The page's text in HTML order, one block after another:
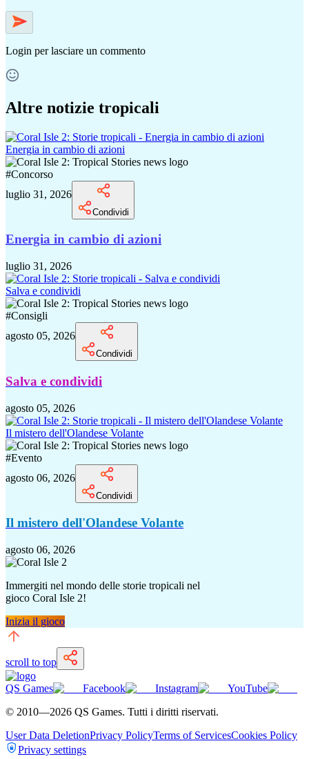
Login per lasciare un commento
Altre notizie tropicali
Energia in cambio di azioni
#Concorso
luglio 31, 2026
Condividi
Energia in cambio di azioni
luglio 31, 2026
Salva e condividi
#Consigli
agosto 05, 2026
Condividi
Salva e condividi
agosto 05, 2026
Il mistero dell'Olandese Volante
#Evento
agosto 06, 2026
Condividi
Il mistero dell'Olandese Volante
agosto 06, 2026
Immergiti nel mondo delle storie tropicali nel
gioco Coral Isle 2!
Inizia il gioco
scroll to top
QS Games Facebook Instagram
YouTube
© 2010—2026 QS Games. Tutti i diritti riservati.
User Data DeletionPrivacy PolicyTerms of ServicesCookies Policy
Privacy settings